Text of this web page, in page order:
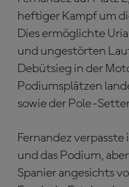
heftiger Kampf um
Dies ermöglichte
und ungestörten
Debütsieg in der
Podiumsplätzen
sowie der Pole-
Fernandez
und das Podium,
Spanier angesichts